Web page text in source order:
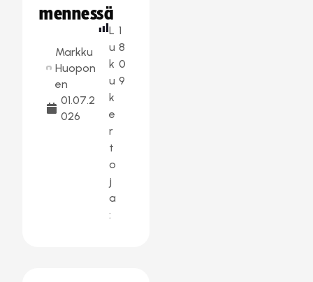
mennessä
Markku
Huopon
en
01.07.2
026
L
u
k
u
k
e
r
t
o
j
a
:
1
8
0
9